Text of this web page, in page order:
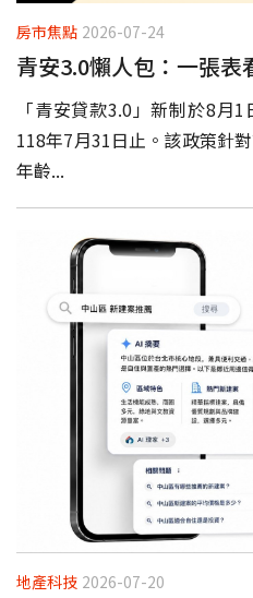
房市焦點 2026-07-24
青安3.0懶人包：一張表
「青安貸款3.0」新制於8月
118年7月31日止。該政策針
年齡...
地產科技 2026-07-20